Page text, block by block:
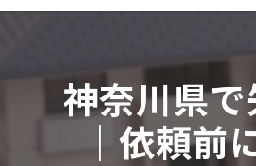
神奈川県
｜依頼